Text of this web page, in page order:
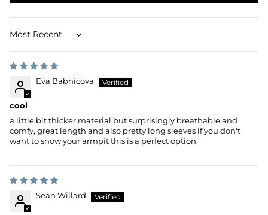
Sort by
Eva Babnicova
cool
a little bit thicker material but surprisingly breathable and
comfy, great length and also pretty long sleeves if you don't
want to show your armpit this is a perfect option.
Sean Willard